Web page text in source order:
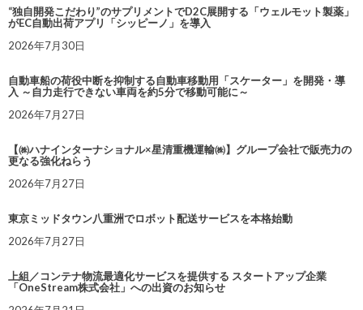
“独自開発こだわり”のサプリメントでD2C展開する「ウェルモット製薬」
がEC自動出荷アプリ「シッピーノ」を導入
2026年7月30日
自動車船の荷役中断を抑制する自動車移動用「スケーター」を開発・導
入 ～自力走行できない車両を約5分で移動可能に～
2026年7月27日
【㈱ハナインターナショナル×星清重機運輸㈱】グループ会社で販売力の
更なる強化ねらう
2026年7月27日
東京ミッドタウン八重洲でロボット配送サービスを本格始動
2026年7月27日
上組／コンテナ物流最適化サービスを提供する スタートアップ企業
「OneStream株式会社」への出資のお知らせ